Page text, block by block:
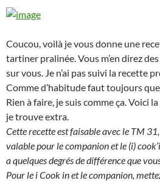
Coucou, voilà je vous donne une
tartiner pralinée. Vous m’en direz
sur vous. Je n’ai pas suivi la recette
Comme d’habitude faut toujours
Rien à faire, je suis comme ça. Voici
je trouve extra.
Cette recette est faisable avec le TM
valable pour le companion et le (i)
a quelques degrés de différence que
Pour le i Cook in et le companion,